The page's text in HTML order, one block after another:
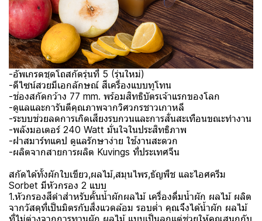
-อัพเกรดชุดโถสกัดรุ่นที่ 5 (รุ่นใหม่)
-ดีไซน์สวยมีเอกลักษณ์ สีเครื่องแบบทูโทน
-ช่องสกัดกว้าง 77 mm. พร้อมสิทธิบัตรเจ้าแรกของโลก
-ดูแลและการันตีคุณภาพจากวิศวกรชาวเกาหลี
-ระบบช่วยลดการเกิดเสียงรบกวนและการสั่นสะเทือนขณะทํางาน
-พลังมอเตอร์ 240 Watt มั่นใจในประสิทธิภาพ
-ฝาสมาร์ทแคป ดูแลรักษาง่าย ใช้งานสะดวก
-ผลิตจากสายการผลิต Kuvings ที่ประเทศจีน
สกัดได้ทั้งผักใบเขียว,ผลไม้,สมุนไพร,ธัญพืช และไอศครีม
Sorbet มีหัวกรอง 2 แบบ
1.หัวกรองสีดำสำหรับคั้นน้ำผักผลไม้ เครื่องดื่มน้ำผัก ผลไม้ ผลิต
จากวัสดุที่เป็นมิตรกับสิ่งแวดล้อม รอบต่ำ คุณจึงได้น้ำผัก ผลไม้
ที่ไม่ต่างจากการทานผัก ผลไม้ แบบเป็นลูกแต่ช่วยให้คุณสนุกกับ